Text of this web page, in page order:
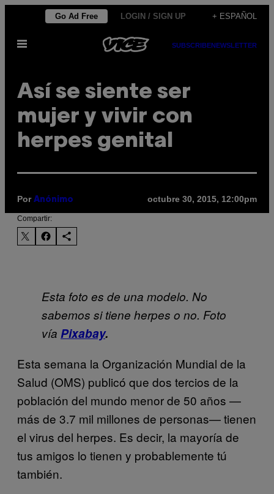
contenido
Go Ad Free LOGIN / SIGN UP + ESPAÑOL
Abrir
SUBSCRIBENEWSLETTER
Así se siente ser
mujer y vivir con
herpes genital
Por Anónimo octubre 30, 2015, 12:00pm
Compartir:
Esta foto es de una modelo. No
sabemos si tiene herpes o no. Foto
vía Pixabay.
Esta semana la Organización Mundial de la
Salud (OMS) publicó que dos tercios de la
población del mundo menor de 50 años —
más de 3.7 mil millones de personas— tienen
el virus del herpes. Es decir, la mayoría de
tus amigos lo tienen y probablemente tú
también.